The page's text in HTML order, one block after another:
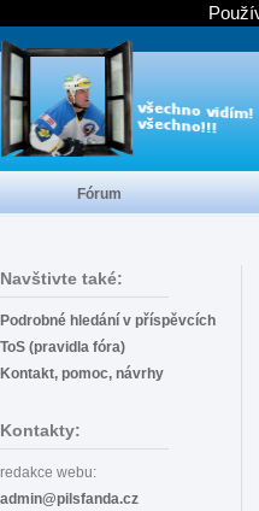
Navštivte také:
Podrobné hledání v příspěvcích
ToS (pravidla fóra)
Kontakt, pomoc, návrhy
Kontakty:
redakce webu:
admin@pilsfanda.cz
Fórum